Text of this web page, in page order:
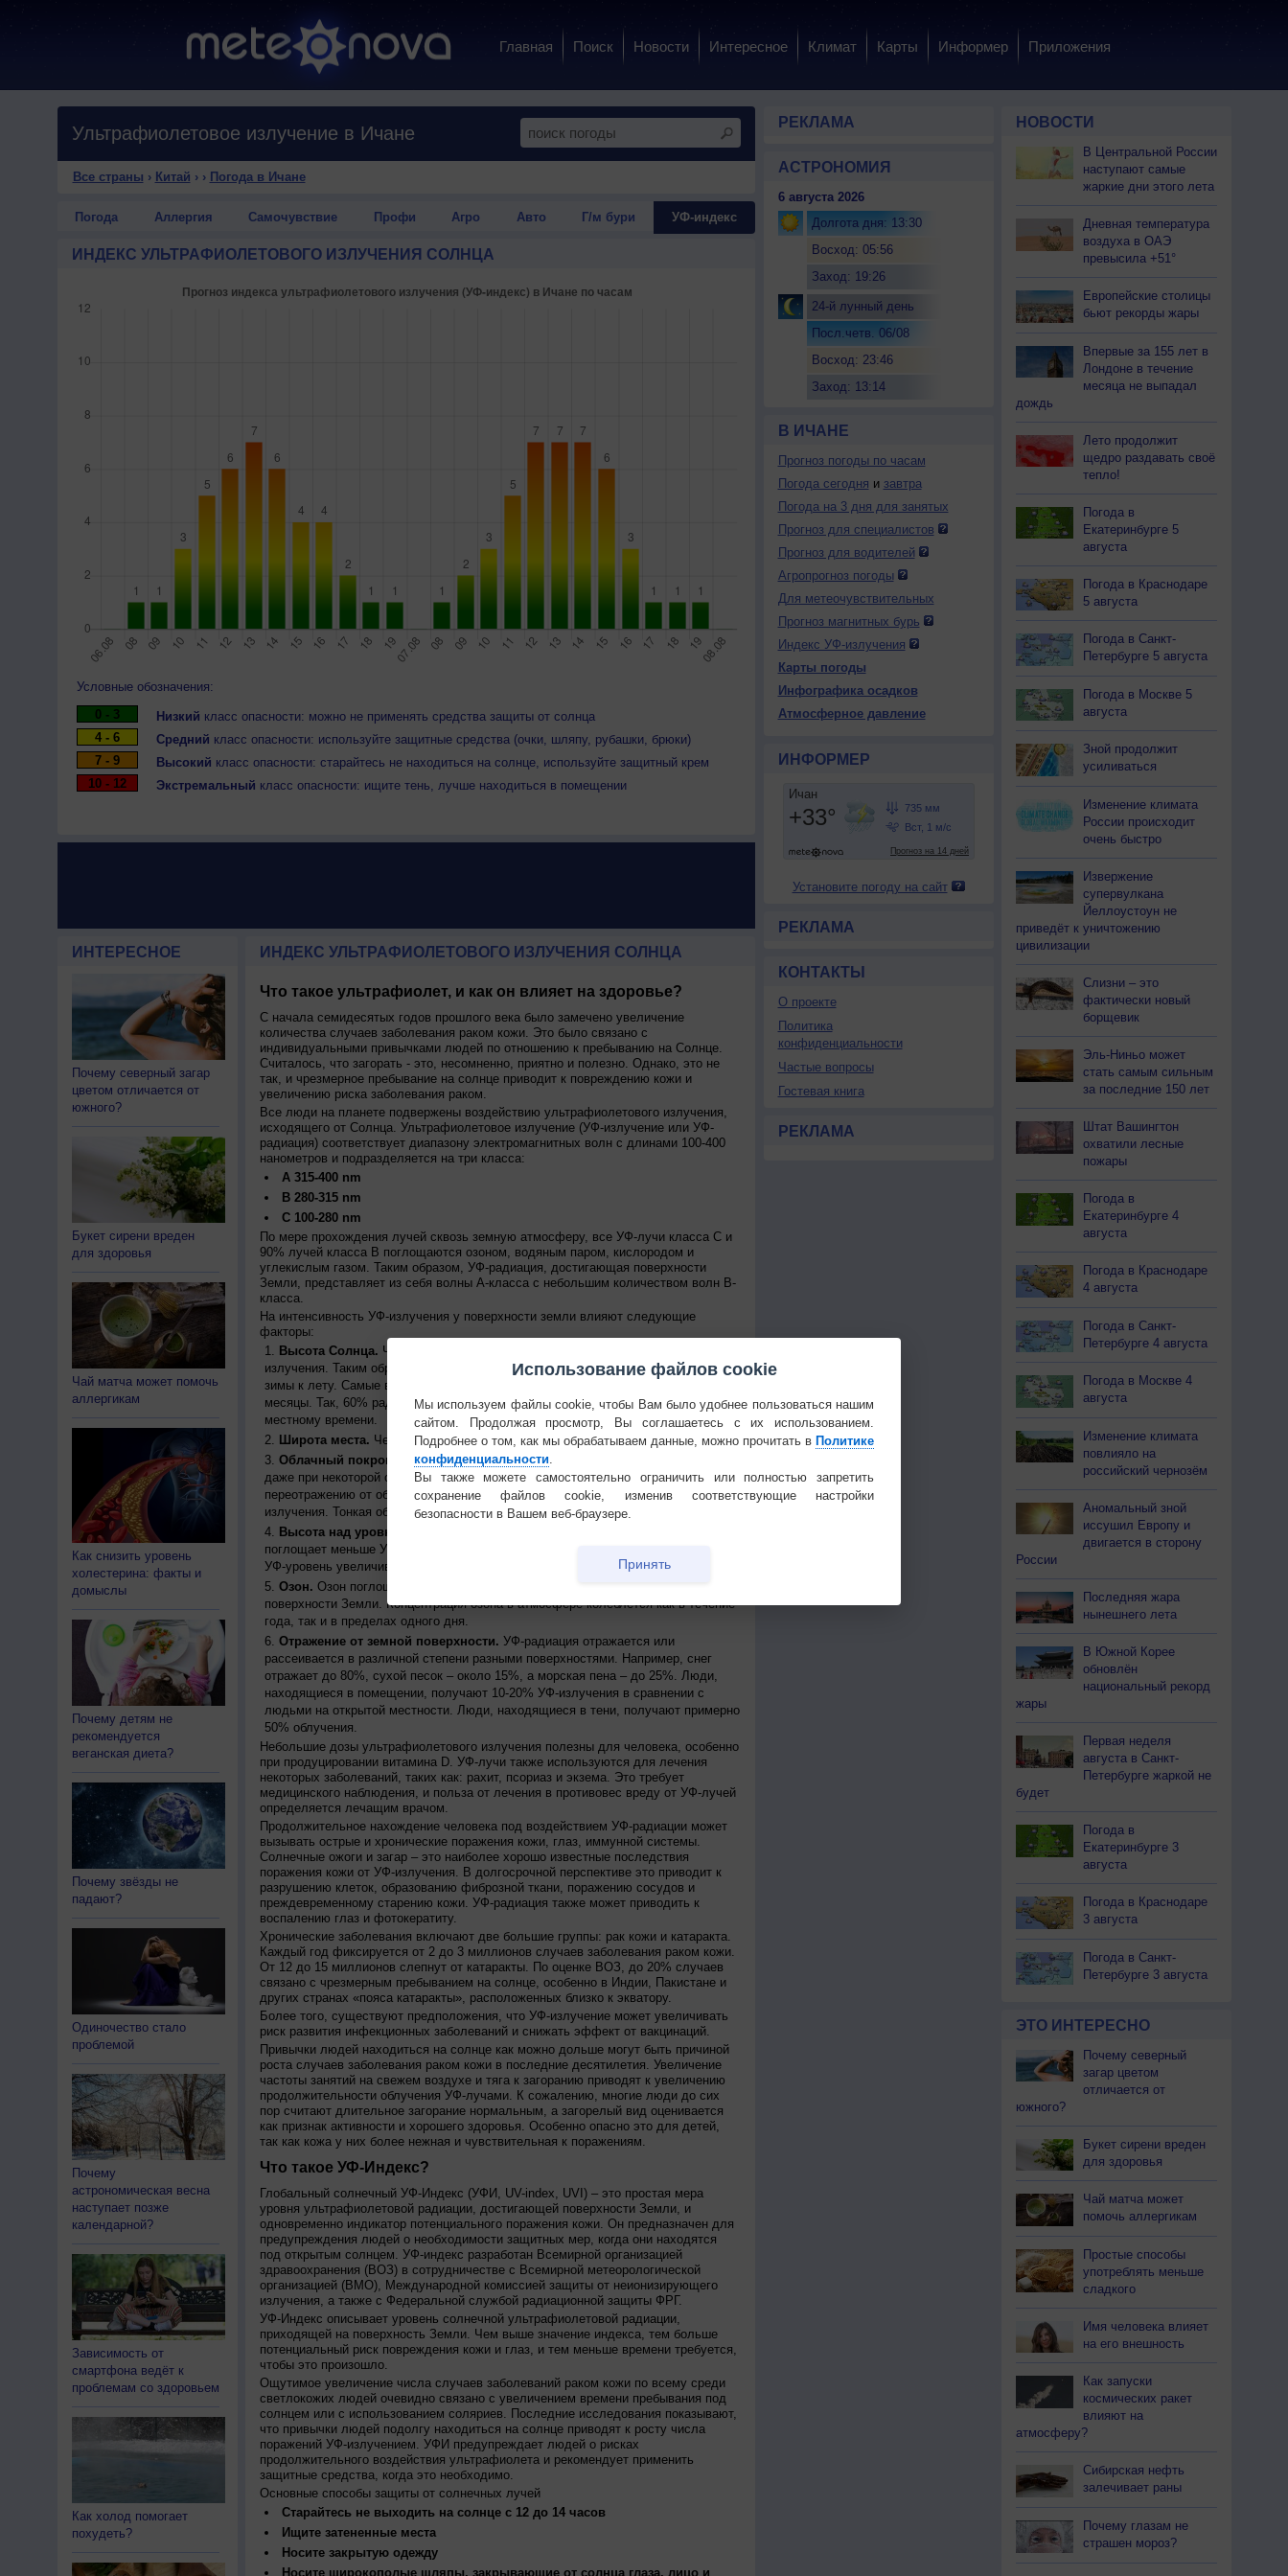
Главная Поиск Новости Интересное Климат Карты Информер Приложения
Ультрафиолетовое излучение в Ичане
Все страны › Китай › › Погода в Ичане
Погода Аллергия Самочувствие Профи Агро Авто Г/м бури УФ-индекс
ИНДЕКС УЛЬТРАФИОЛЕТОВОГО ИЗЛУЧЕНИЯ СОЛНЦА
Условные обозначения:
0 - 3
Низкий класс опасности: можно не применять средства защиты от солнца
4 - 6
Средний класс опасности: используйте защитные средства (очки, шляпу, рубашки, брюки)
7 - 9
Высокий класс опасности: старайтесь не находиться на солнце, используйте защитный крем
10 - 12
Экстремальный класс опасности: ищите тень, лучше находиться в помещении
ИНТЕРЕСНОЕ
Почему северный загар
цветом отличается от
южного?
Букет сирени вреден
для здоровья
Чай матча может помочь
аллергикам
Как снизить уровень
холестерина: факты и
домыслы
Почему детям не
рекомендуется
веганская диета?
Почему звёзды не
падают?
Одиночество стало
проблемой
Почему
астрономическая весна
наступает позже
календарной?
Зависимость от
смартфона ведёт к
проблемам со здоровьем
Как холод помогает
похудеть?
ИНДЕКС УЛЬТРАФИОЛЕТОВОГО ИЗЛУЧЕНИЯ СОЛНЦА
Что такое ультрафиолет, и как он влияет на здоровье?
С начала семидесятых годов прошлого века было замечено увеличение
количества случаев заболевания раком кожи. Это было связано с
индивидуальными привычками людей по отношению к пребыванию на Солнце.
Считалось, что загорать - это, несомненно, приятно и полезно. Однако, это не
так, и чрезмерное пребывание на солнце приводит к повреждению кожи и
увеличению риска заболевания раком.
Все люди на планете подвержены воздействию ультрафиолетового излучения,
исходящего от Солнца. Ультрафиолетовое излучение (УФ-излучение или УФ-
радиация) соответствует диапазону электромагнитных волн с длинами 100-400
нанометров и подразделяется на три класса:
A 315-400 nm
B 280-315 nm
C 100-280 nm
По мере прохождения лучей сквозь земную атмосферу, все УФ-лучи класса C и
90% лучей класса B поглощаются озоном, водяным паром, кислородом и
углекислым газом. Таким образом, УФ-радиация, достигающая поверхности
Земли, представляет из себя волны А-класса с небольшим количеством волн В-
класса.
На интенсивность УФ-излучения у поверхности земли влияют следующие
факторы:
Высота Солнца. Чем выше Солнце над горизонтом, тем сильнее уровень УФ-
излучения. Таким образом, уровень излучения колеблется от дня к ночи и от
зимы к лету. Самые высокие уровни достигаются около полудня в летние
месяцы. Так, 60% радиации приходит примерно между 11 и 15 часами дня по
местному времени.
Широта места. Чем ближе к экватору, тем выше уровень УФ-радиации
Облачный покров.
Уровень УФ-радиации выше при безоблачном небе, но
даже при некоторой облачности, излучение может быть сильным, благодаря
переотражению от облаков, создавая, таким образом, рассеянные источники
излучения. Тонкая облачность может пропускать до 90% УФ-лучей.
Высота над уровнем моря.
поглощает меньше УФ-радиации, поступающей от Солнца. Каждые 1000 метров
УФ-уровень увеличивается примерно на 10%.
Озон. Озон поглощает часть УФ-радиации, которая иначе могла бы достичь
поверхности Земли. Концентрация озона в атмосфере колеблется как в течение
года, так и в пределах одного дня.
Отражение от земной поверхности. УФ-радиация отражается или
рассеивается в различной степени разными поверхностями. Например, снег
отражает до 80%, сухой песок – около 15%, а морская пена – до 25%. Люди,
находящиеся в помещении, получают 10-20% УФ-излучения в сравнении с
людьми на открытой местности. Люди, находящиеся в тени, получают примерно
50% облучения.
Небольшие дозы ультрафиолетового излучения полезны для человека, особенно
при продуцировании витамина D. УФ-лучи также используются для лечения
некоторых заболеваний, таких как: рахит, псориаз и экзема. Это требует
медицинского наблюдения, и польза от лечения в противовес вреду от УФ-лучей
определяется лечащим врачом.
Продолжительное нахождение человека под воздействием УФ-радиации может
вызывать острые и хронические поражения кожи, глаз, иммунной системы.
Солнечные ожоги и загар – это наиболее хорошо известные последствия
поражения кожи от УФ-излучения. В долгосрочной перспективе это приводит к
разрушению клеток, образованию фиброзной ткани, поражению сосудов и
преждевременному старению кожи. УФ-радиация также может приводить к
воспалению глаз и фотокератиту.
Хронические заболевания включают две большие группы: рак кожи и катаракта.
Каждый год фиксируется от 2 до 3 миллионов случаев заболевания раком кожи.
От 12 до 15 миллионов слепнут от катаракты. По оценке ВОЗ, до 20% случаев
связано с чрезмерным пребыванием на солнце, особенно в Индии, Пакистане и
других странах «пояса катаракты», расположенных близко к экватору.
Более того, существуют предположения, что УФ-излучение может увеличивать
риск развития инфекционных заболеваний и снижать эффект от вакцинаций.
Привычки людей находиться на солнце как можно дольше могут быть причиной
роста случаев заболевания раком кожи в последние десятилетия. Увеличение
частоты занятий на свежем воздухе и тяга к загоранию приводят к увеличению
продолжительности облучения УФ-лучами. К сожалению, многие люди до сих
пор считают длительное загорание нормальным, а загорелый вид оценивается
как признак активности и хорошего здоровья. Особенно опасно это для детей,
так как кожа у них более нежная и чувствительная к поражениям.
Что такое УФ-Индекс?
Глобальный солнечный УФ-Индекс (УФИ, UV-index, UVI) – это простая мера
уровня ультрафиолетовой радиации, достигающей поверхности Земли, и
одновременно индикатор потенциального поражения кожи. Он предназначен для
предупреждения людей о необходимости защитных мер, когда они находятся
под открытым солнцем. УФ-индекс разработан Всемирной организацией
здравоохранения (ВОЗ) в сотрудничестве с Всемирной метеорологической
организацией (ВМО), Международной комиссией защиты от неионизирующего
излучения, а также с Федеральной службой радиационной защиты ФРГ.
УФ-Индекс описывает уровень солнечной ультрафиолетовой радиации,
приходящей на поверхность Земли. Чем выше значение индекса, тем больше
потенциальный риск повреждения кожи и глаз, и тем меньше времени требуется,
чтобы это произошло.
Ощутимое увеличение числа случаев заболеваний раком кожи по всему среди
светлокожих людей очевидно связано с увеличением времени пребывания под
солнцем или с использованием соляриев. Последние исследования показывают,
что привычки людей подолгу находиться на солнце приводят к росту числа
поражений УФ-излучением. УФИ предупреждает людей о рисках
продолжительного воздействия ультрафиолета и рекомендует применить
защитные средства, когда это необходимо.
Основные способы защиты от солнечных лучей
Старайтесь не выходить на солнце с 12 до 14 часов
Ищите затененные места
Носите закрытую одежду
Носите широкополые шляпы, закрывающие от солнца глаза, лицо и
РЕКЛАМА
АСТРОНОМИЯ
6 августа 2026
Долгота дня: 13:30
Восход: 05:56
Заход: 19:26
24-й лунный день
Посл.четв. 06/08
Восход: 23:46
Заход: 13:14
В ИЧАНЕ
Прогноз погоды по часам
Погода сегодня и завтра
Погода на 3 дня для занятых
Прогноз для специалистов
Прогноз для водителей
Агропрогноз погоды
Для метеочувствительных
Прогноз магнитных бурь
Индекс УФ-излучения
Карты погоды
Инфографика осадков
Атмосферное давление
ИНФОРМЕР
Установите погоду на сайт
РЕКЛАМА
КОНТАКТЫ
О проекте
Политика
конфиденциальности
Частые вопросы
Гостевая книга
РЕКЛАМА
НОВОСТИ
В Центральной России
наступают самые
жаркие дни этого лета
Дневная температура
воздуха в ОАЭ
превысила +51°
Европейские столицы
бьют рекорды жары
Впервые за 155 лет в
Лондоне в течение
месяца не выпадал
дождь
Лето продолжит
щедро раздавать своё
тепло!
Погода в
Екатеринбурге 5
августа
Погода в Краснодаре
5 августа
Погода в Санкт-
Петербурге 5 августа
Погода в Москве 5
августа
Зной продолжит
усиливаться
Изменение климата
России происходит
очень быстро
Извержение
супервулкана
Йеллоустоун не
приведёт к уничтожению
цивилизации
Слизни – это
фактически новый
борщевик
Эль-Ниньо может
стать самым сильным
за последние 150 лет
Штат Вашингтон
охватили лесные
пожары
Погода в
Екатеринбурге 4
августа
Погода в Краснодаре
4 августа
Погода в Санкт-
Петербурге 4 августа
Погода в Москве 4
августа
Изменение климата
повлияло на
российский чернозём
Аномальный зной
иссушил Европу и
двигается в сторону
России
Последняя жара
нынешнего лета
В Южной Корее
обновлён
национальный рекорд
жары
Первая неделя
августа в Санкт-
Петербурге жаркой не
будет
Погода в
Екатеринбурге 3
августа
Погода в Краснодаре
3 августа
Погода в Санкт-
Петербурге 3 августа
ЭТО ИНТЕРЕСНО
Почему северный
загар цветом
отличается от
южного?
Букет сирени вреден
для здоровья
Чай матча может
помочь аллергикам
Простые способы
употреблять меньше
сладкого
Имя человека влияет
на его внешность
Как запуски
космических ракет
влияют на
атмосферу?
Сибирская нефть
залечивает раны
Почему глазам не
страшен мороз?
Использование файлов cookie
Мы используем файлы cookie, чтобы Вам было удобнее пользоваться нашим
сайтом. Продолжая просмотр, Вы соглашаетесь с их использованием.
Подробнее о том, как мы обрабатываем данные, можно прочитать в Политике
конфиденциальности.
Вы также можете самостоятельно ограничить или полностью запретить
сохранение файлов cookie, изменив соответствующие настройки
безопасности в Вашем веб-браузере.
Принять